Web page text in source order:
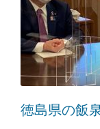
徳島県の飯